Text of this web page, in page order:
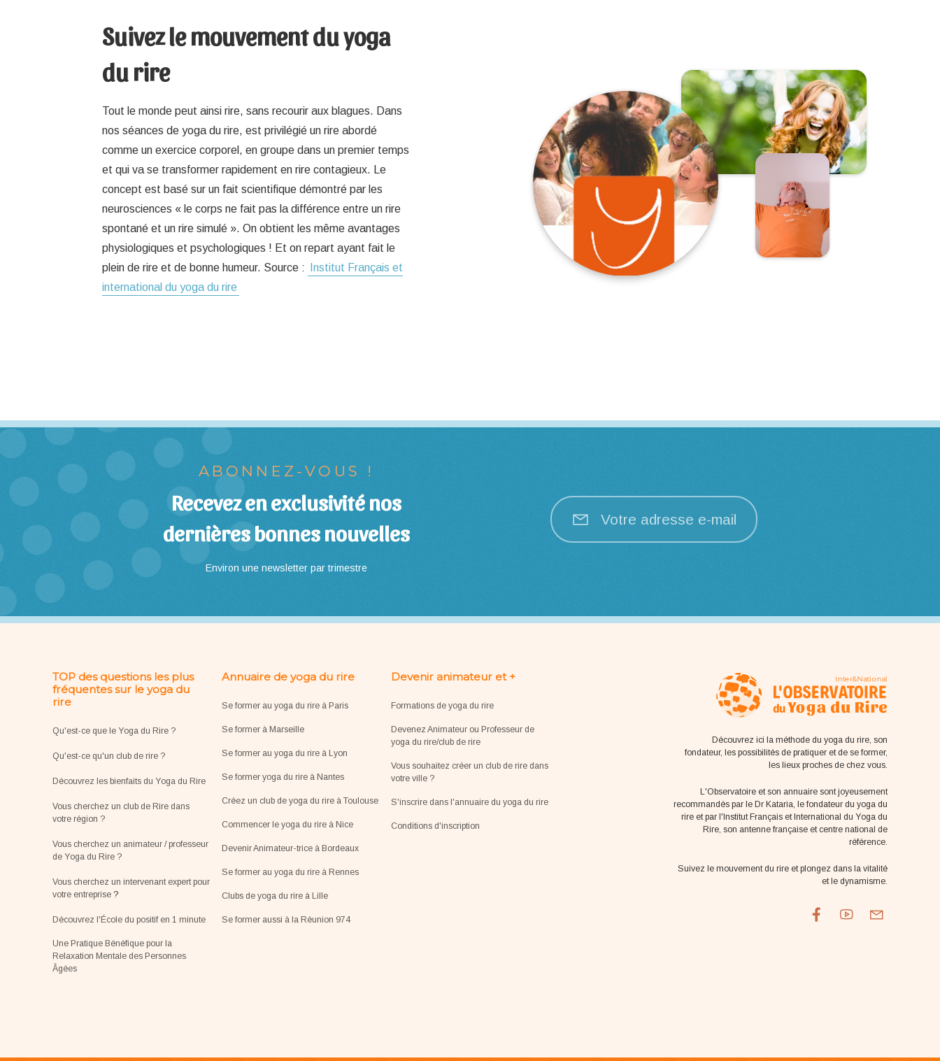
Suivez le mouvement du yoga
du rire
Tout le monde peut ainsi rire, sans recourir aux blagues. Dans
nos séances de yoga du rire, est privilégié un rire abordé
comme un exercice corporel, en groupe dans un premier temps
et qui va se transformer rapidement en rire contagieux. Le
concept est basé sur un fait scientifique démontré par les
neurosciences « le corps ne fait pas la différence entre un rire
spontané et un rire simulé ». On obtient les même avantages
physiologiques et psychologiques ! Et on repart ayant fait le
plein de rire et de bonne humeur. Source :
Institut Français et
international du yoga du rire
ABONNEZ-VOUS !
Recevez en exclusivité nos
dernières bonnes nouvelles
Environ une newsletter par trimestre
Votre adresse e-mail
TOP des questions les plus
fréquentes sur le yoga du
rire
Qu'est-ce que le Yoga du Rire ?
Qu'est-ce qu'un club de rire ?
Découvrez les bienfaits du Yoga du Rire
Vous cherchez un club de Rire dans
votre région ?
Vous cherchez un animateur / professeur
de Yoga du Rire ?
Vous cherchez un intervenant expert pour
votre entreprise?
Découvrez l'École du positif en 1 minute
Une Pratique Bénéfique pour la
Relaxation Mentale des Personnes
Âgées
Annuaire de yoga du rire
Se former au yoga du rire à Paris
Se former à Marseille
Se former au yoga du rire à Lyon
Se former yoga du rire à Nantes
Créez un club de yoga du rire à Toulouse
Commencer le yoga du rire à Nice
Devenir Animateur-trice à Bordeaux
Se former au yoga du rire à Rennes
Clubs de yoga du rire à Lille
Se former aussi à la Réunion 974
Devenir animateur et +
Formations de yoga du rire
Devenez Animateur ou Professeur de
yoga du rire/club de rire
Vous souhaitez créer un club de rire dans
votre ville ?
S'inscrire dans l'annuaire du yoga du rire
Conditions d'inscription
Découvrez ici la méthode du yoga du rire, son
fondateur, les possibilités de pratiquer et de se former,
les lieux proches de chez vous.
L'Observatoire et son annuaire sont joyeusement
recommandés par le Dr Kataria, le fondateur du yoga du
rire et par l'Institut Français et International du Yoga du
Rire, son antenne française et centre national de
référence.
Suivez le mouvement du rire et plongez dans la vitalité
et le dynamisme.